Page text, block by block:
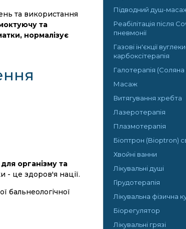
та використання
та
нормалізує
організму та
- це здоров'я нації.
бальнеологічної
Підводний душ-
Реабілітація після
пневмонії
Газові ін'єкції
карбоксітерапія
Галотерапія (Соляна
Масаж
Витягування хребта
Лазеротерапія
Плазмотерапія
Біоптрон (Bioptron)
Хвойні ванни
Лікувальні душі
Гірудотерапія
Лікувальна фізична
Біорегулятор
Лікувальні грязі